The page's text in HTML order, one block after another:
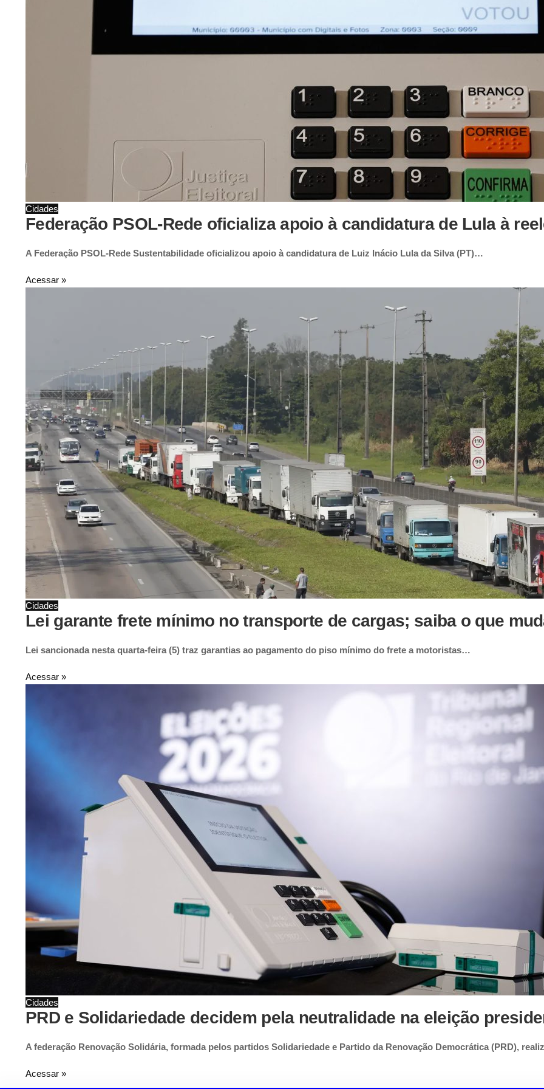
Cidades
Federação PSOL-Rede oficializa apoio à candidatura de Lula à
A Federação PSOL-Rede Sustentabilidade oficializou apoio à candidatura de Luiz Inácio Lula da Silva (PT)…
Acessar »
Cidades
Lei garante frete mínimo no transporte de cargas; saiba o que
Lei sancionada nesta quarta-feira (5) traz garantias ao pagamento do piso mínimo do frete a motoristas…
Acessar »
Cidades
PRD e Solidariedade decidem pela neutralidade na eleição
A federação Renovação Solidária, formada pelos partidos Solidariedade e Partido da Renovação Democrática (PRD),
Acessar »